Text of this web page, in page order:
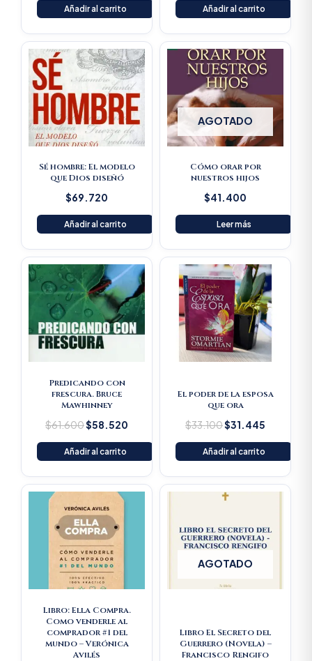
Añadir al carrito Añadir al carrito
Sé hombre: El modelo
que Dios diseñó
$69.720
Añadir al carrito
AGOTADO
Cómo orar por
nuestros hijos
$41.400
Leer más
Predicando con
frescura. Bruce
Mawhinney
$61.600
Original
price
was:
$61.600.
$58.520
Current
price
is:
$58.520.
Añadir al carrito
El poder de la esposa
que ora
$33.100
Original
price
was:
$33.100.
$31.445
Current
price
is:
$31.445.
Añadir al carrito
Libro: Ella Compra.
Como venderle al
comprador #1 del
mundo – Verónica
Avilés
AGOTADO
Libro El Secreto del
Guerrero (Novela) –
Francisco Rengifo